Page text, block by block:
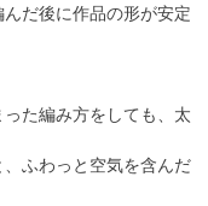
だ後に作品の形が安定
た編み方をしても、太
ふわっと空気を含んだ